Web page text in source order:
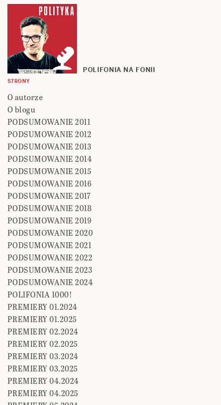
POLIFONIA NA FONII
STRONY
O autorze
O blogu
PODSUMOWANIE 2011
PODSUMOWANIE 2012
PODSUMOWANIE 2013
PODSUMOWANIE 2014
PODSUMOWANIE 2015
PODSUMOWANIE 2016
PODSUMOWANIE 2017
PODSUMOWANIE 2018
PODSUMOWANIE 2019
PODSUMOWANIE 2020
PODSUMOWANIE 2021
PODSUMOWANIE 2022
PODSUMOWANIE 2023
PODSUMOWANIE 2024
POLIFONIA 1000!
PREMIERY 01.2024
PREMIERY 01.2025
PREMIERY 02.2024
PREMIERY 02.2025
PREMIERY 03.2024
PREMIERY 03.2025
PREMIERY 04.2024
PREMIERY 04.2025